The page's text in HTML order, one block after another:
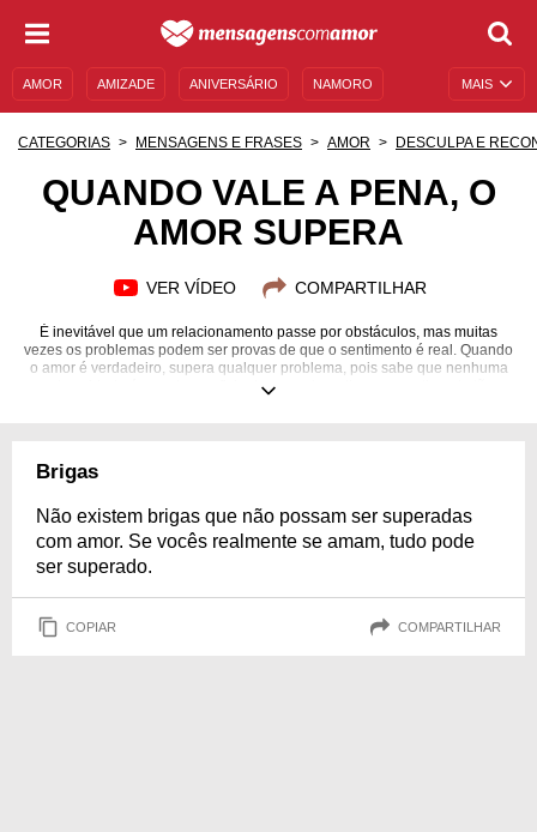
MAIS
AMOR AMIZADE ANIVERSÁRIO NAMORO
MENSAGENS E FRASES MENSAGENS DE ANIVERSÁRIO
CATEGORIAS MENSAGENS E FRASES AMOR DESCULPA E
QUANDO VALE A PENA, O
AMOR SUPERA
VER VÍDEO COMPARTILHAR
É inevitável que um relacionamento passe por obstáculos, mas muitas
vezes os problemas podem ser provas de que o sentimento é real. Quando
o amor é verdadeiro, supera qualquer problema, pois sabe que nenhuma
adversidade é grande o suficiente para atrapalhar um sentimento tão
Brigas
Não existem brigas que não possam ser superadas
com amor. Se vocês realmente se amam, tudo pode
ser superado.
COPIAR COMPARTILHAR